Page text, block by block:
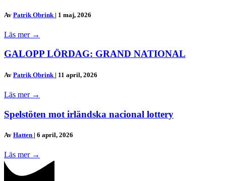
Av Patrik Obrink | 1 maj, 2026
Läs mer →
GALOPP LÖRDAG: GRAND NATIONAL
Av Patrik Obrink | 11 april, 2026
Läs mer →
Spelstöten mot irländska nacional lottery
Av Hatten | 6 april, 2026
Läs mer →